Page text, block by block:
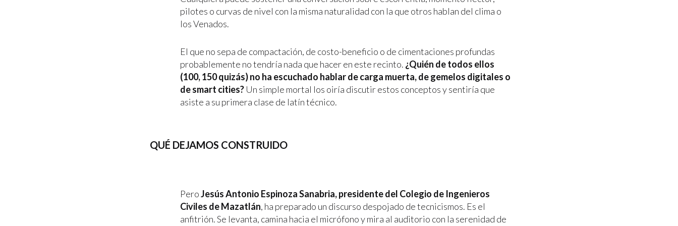
pilotes o curvas de nivel con la misma naturalidad con la que otros hablan del clima o
los Venados.
El que no sepa de compactación, de costo-beneficio o de cimentaciones profundas
probablemente no tendría nada que hacer en este recinto. ¿Quién de todos ellos
(100, 150 quizás) no ha escuchado hablar de carga muerta, de gemelos digitales o
de smart cities? Un simple mortal los oiría discutir estos conceptos y sentiría que
asiste a su primera clase de latín técnico.
QUÉ DEJAMOS CONSTRUIDO
PeroJesús Antonio Espinoza Sanabria, presidente del Colegio de Ingenieros
Civiles de Mazatlán, ha preparado un discurso despojado de tecnicismos. Es el
anfitrión. Se levanta, camina hacia el micrófono y mira al auditorio con la serenidad de